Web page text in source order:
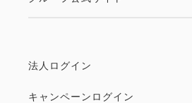
法人ログイン
キャンペーンログイン